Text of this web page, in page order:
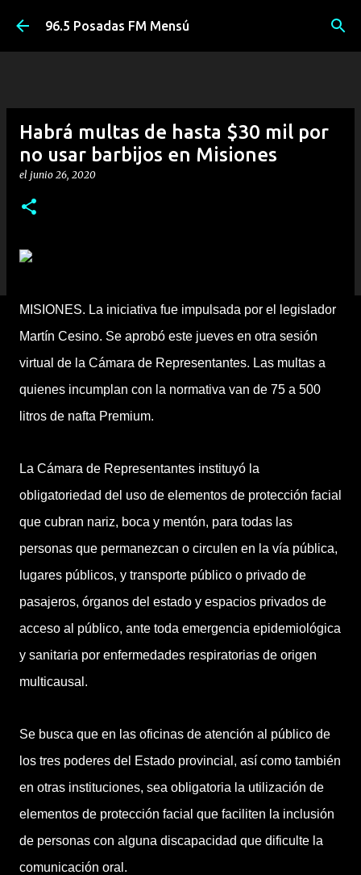
Ir al contenido principal
96.5 Posadas FM Mensú
Habrá multas de hasta $30 mil por
no usar barbijos en Misiones
el junio 26, 2020
MISIONES. La iniciativa fue impulsada por el legislador
Martín Cesino. Se aprobó este jueves en otra sesión
virtual de la Cámara de Representantes. Las multas a
quienes incumplan con la normativa van de 75 a 500
litros de nafta Premium.
La Cámara de Representantes instituyó la
obligatoriedad del uso de elementos de protección facial
que cubran nariz, boca y mentón, para todas las
personas que permanezcan o circulen en la vía pública,
lugares públicos, y transporte público o privado de
pasajeros, órganos del estado y espacios privados de
acceso al público, ante toda emergencia epidemiológica
y sanitaria por enfermedades respiratorias de origen
multicausal.
Se busca que en las oficinas de atención al público de
los tres poderes del Estado provincial, así como también
en otras instituciones, sea obligatoria la utilización de
elementos de protección facial que faciliten la inclusión
de personas con alguna discapacidad que dificulte la
comunicación oral.